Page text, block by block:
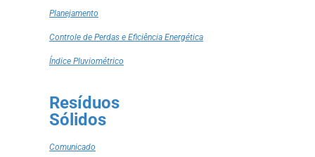
Planejamento
Controle de Perdas e Eficiência Energética
Índice Pluviométrico
Resíduos
Sólidos
Comunicado